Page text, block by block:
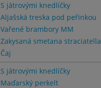
S játrovými knedlíčky
Aljašská treska pod peřinkou
Vařené brambory MM
Zakysaná smetana straciatella
Čaj
S játrovými knedlíčky
Maďarský perkelt